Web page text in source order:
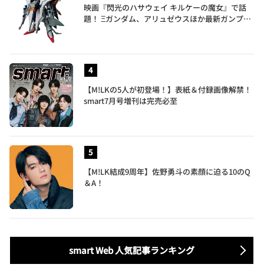
映画『閃光のハサウェイ キルケーの魔女』で話
題！ Ξガンダム、アリュゼウスほか最新ガンプラ
【M!LKの5人が初登場！】表紙＆付録画像解禁！
smart7月号増刊は完売必至
【M!LK結成9周年】佐野勇斗の素顔に迫る10のQ
＆A！
smart Web 人気記事ランキング